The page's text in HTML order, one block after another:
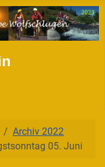
Archiv 2022
05. Juni